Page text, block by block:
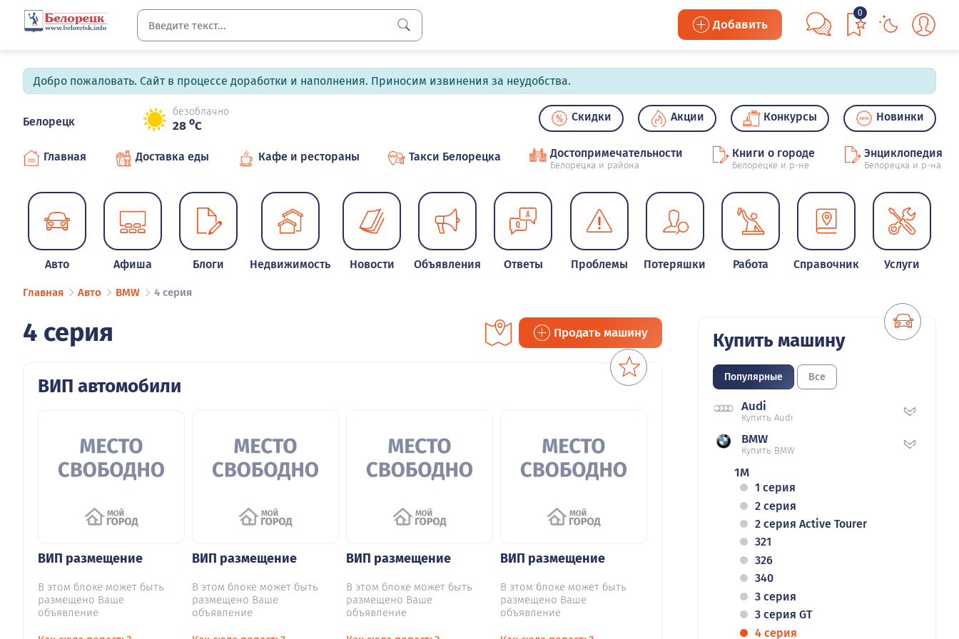
Добавить
0
Добро пожаловать. Сайт в процессе доработки и наполнения. Приносим извинения за неудобства.
Белорецк
безоблачно
28 oC
Скидки Акции Конкурсы Новинки
Главная Доставка еды Кафе и рестораны Такси Белорецка Достопримечательности
Белорецка и района
Книги о городе
Белорецке и р-не
Энциклопедия
Белорецка и р-на
Авто Афиша Блоги Недвижимость Новости Объявления Ответы Проблемы Потеряшки Работа Справочник Услуги
Главная Авто BMW 4 серия
4 серия Продать машину
ВИП автомобили
ВИП размещение
В этом блоке может быть
размещено Ваше
объявление
ВИП размещение
В этом блоке может быть
размещено Ваше
объявление
ВИП размещение
В этом блоке может быть
размещено Ваше
объявление
ВИП размещение
В этом блоке может быть
размещено Ваше
объявление
Купить машину
Популярные Все
Audi
Купить Audi
BMW
Купить BMW
1M
1 серия
2 серия
2 серия Active Tourer
321
326
340
3 серия
3 серия GT
4 серия